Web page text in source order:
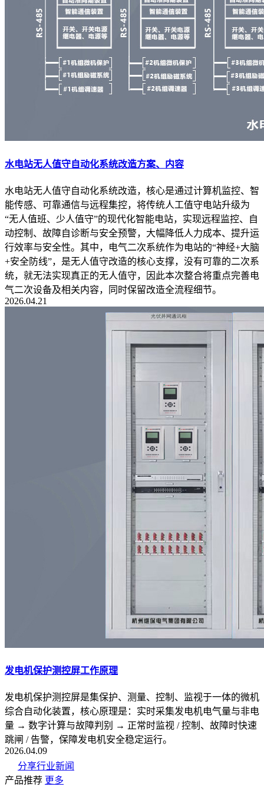
水电站无人值守自动化系统改造方案、内容
水电站无人值守自动化系统改造，核心是通过计算机监控、智
能传感、可靠通信与远程集控，将传统人工值守电站升级为
“无人值班、少人值守”的现代化智能电站，实现远程监控、自
动控制、故障自诊断与安全预警，大幅降低人力成本、提升运
行效率与安全性。其中，电气二次系统作为电站的“神经+大脑
+安全防线”，是无人值守改造的核心支撑，没有可靠的二次系
统，就无法实现真正的无人值守，因此本次整合将重点完善电
气二次设备及相关内容，同时保留改造全流程细节。
2026.04.21
发电机保护测控屏工作原理
发电机保护测控屏是集保护、测量、控制、监视于一体的微机
综合自动化装置，核心原理是：实时采集发电机电气量与非电
量 → 数字计算与故障判别 → 正常时监视 / 控制、故障时快速
跳闸 / 告警，保障发电机安全稳定运行。
2026.04.09
分享行业新闻
产品推荐 更多